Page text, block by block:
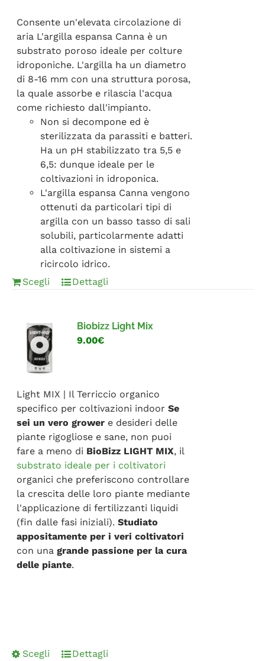
Consente un'elevata circolazione di
aria L'argilla espansa Canna è un
substrato poroso ideale per colture
idroponiche. L'argilla ha un diametro
di 8-16 mm con una struttura porosa,
la quale assorbe e rilascia l'acqua
come richiesto dall'impianto.
Non si decompone ed è
sterilizzata da parassiti e batteri.
Ha un pH stabilizzato tra 5,5 e
6,5: dunque ideale per le
coltivazioni in idroponica.
L'argilla espansa Canna vengono
ottenuti da particolari tipi di
argilla con un basso tasso di sali
solubili, particolarmente adatti
alla coltivazione in sistemi a
ricircolo idrico.
Scegli
Dettagli
Biobizz Light Mix
9.00€
Light MIX | Il Terriccio organico
specifico per coltivazioni indoorSe
sei un vero grower e desideri delle
piante rigogliose e sane, non puoi
fare a meno di BioBizz LIGHT MIX, il
substrato ideale per i coltivatori
organici che preferiscono controllare
la crescita delle loro piante mediante
l'applicazione di fertilizzanti liquidi
(fin dalle fasi iniziali).Studiato
appositamente per i veri coltivatori
con unagrande passione per la cura
delle piante.
Scegli Dettagli